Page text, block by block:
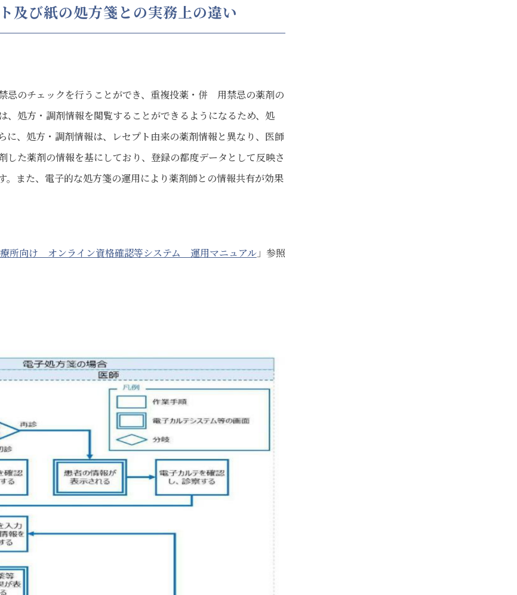
及び紙の処方箋との実務上の違い
忌のチェックを行うことができ、重複投薬・併 用禁忌の薬剤の
処方・調剤情報を閲覧することができるようになるため、処
、処方・調剤情報は、レセプト由来の薬剤情報と異なり、医師
た薬剤の情報を基にしており、登録の都度データとして反映さ
また、電子的な処方箋の運用により薬剤師との情報共有が効果
所向け オンライン資格確認等システム 運用マニュアル」参照